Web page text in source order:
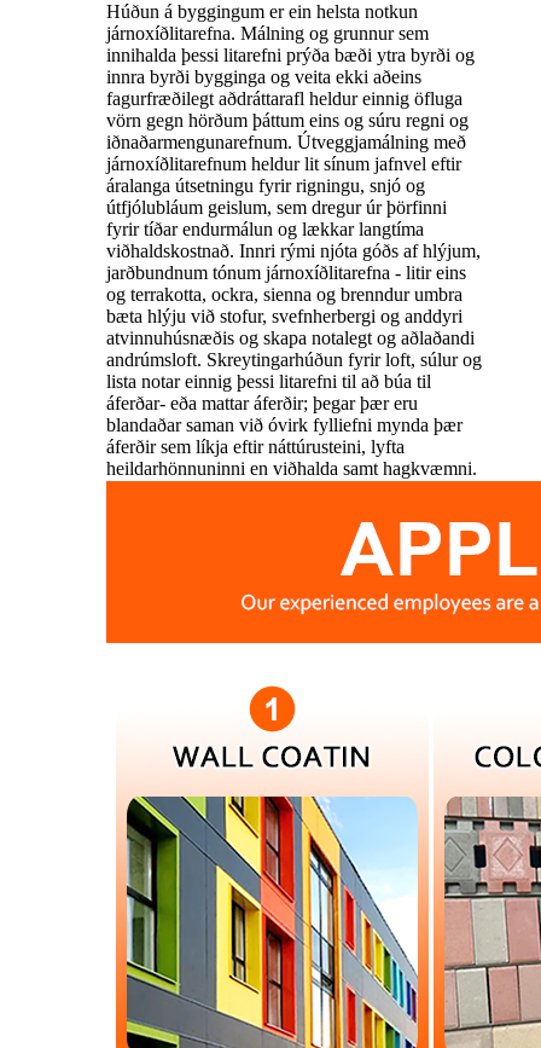
Húðun á byggingum er ein helsta notkun
járnoxíðlitarefna. Málning og grunnur sem
innihalda þessi litarefni prýða bæði ytra byrði og
innra byrði bygginga og veita ekki aðeins
fagurfræðilegt aðdráttarafl heldur einnig öfluga
vörn gegn hörðum þáttum eins og súru regni og
iðnaðarmengunarefnum. Útveggjamálning með
járnoxíðlitarefnum heldur lit sínum jafnvel eftir
áralanga útsetningu fyrir rigningu, snjó og
útfjólubláum geislum, sem dregur úr þörfinni
fyrir tíðar endurmálun og lækkar langtíma
viðhaldskostnað. Innri rými njóta góðs af hlýjum,
jarðbundnum tónum járnoxíðlitarefna - litir eins
og terrakotta, ockra, sienna og brenndur umbra
bæta hlýju við stofur, svefnherbergi og anddyri
atvinnuhúsnæðis og skapa notalegt og aðlaðandi
andrúmsloft. Skreytingarhúðun fyrir loft, súlur og
lista notar einnig þessi litarefni til að búa til
áferðar- eða mattar áferðir; þegar þær eru
blandaðar saman við óvirk fylliefni mynda þær
áferðir sem líkja eftir náttúrusteini, lyfta
heildarhönnuninni en viðhalda samt hagkvæmni.